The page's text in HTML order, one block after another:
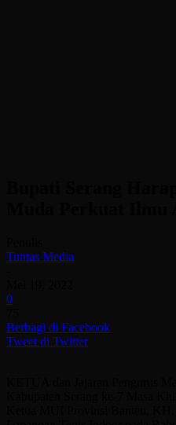
Tuntas Media
0
Berbagi di Facebook
Tweet di Twitter